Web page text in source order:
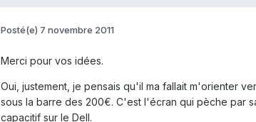
Posté(e) 7 novembre 2011
Merci pour vos idées.
Oui, justement, je pensais qu'il ma fallait m'orienter
sous la barre des 200€. C'est l'écran qui pèche par
capacitif sur le Dell.